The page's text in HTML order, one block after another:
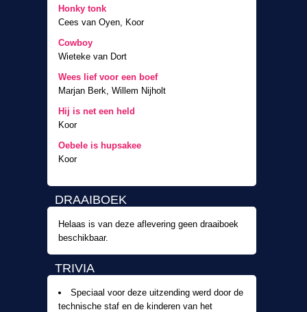
Honky tonk
Cees van Oyen, Koor
Cowboy
Wieteke van Dort
Wees lief voor een boef
Marjan Berk, Willem Nijholt
Hij is net een held
Koor
Oebele is hupsakee
Koor
DRAAIBOEK
Helaas is van deze aflevering geen draaiboek
beschikbaar.
TRIVIA
Speciaal voor deze uitzending werd door de
technische staf en de kinderen van het